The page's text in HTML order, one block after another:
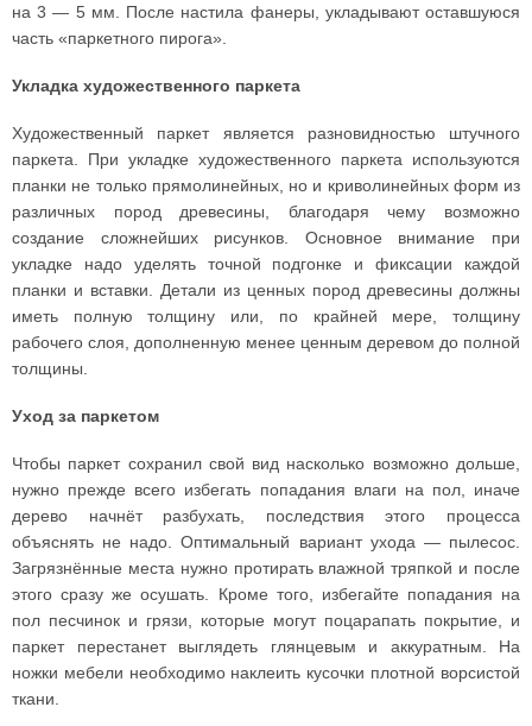
на 3 — 5 мм. После настила фанеры, укладывают оставшуюся
часть «паркетного пирога».
Укладка художественного паркета
Художественный паркет является разновидностью штучного
паркета. При укладке художественного паркета используются
планки не только прямолинейных, но и криволинейных форм из
различных пород древесины, благодаря чему возможно
создание сложнейших рисунков. Основное внимание при
укладке надо уделять точной подгонке и фиксации каждой
планки и вставки. Детали из ценных пород древесины должны
иметь полную толщину или, по крайней мере, толщину
рабочего слоя, дополненную менее ценным деревом до полной
толщины.
Уход за паркетом
Чтобы паркет сохранил свой вид насколько возможно дольше,
нужно прежде всего избегать попадания влаги на пол, иначе
дерево начнёт разбухать, последствия этого процесса
объяснять не надо. Оптимальный вариант ухода — пылесос.
Загрязнённые места нужно протирать влажной тряпкой и после
этого сразу же осушать. Кроме того, избегайте попадания на
пол песчинок и грязи, которые могут поцарапать покрытие, и
паркет перестанет выглядеть глянцевым и аккуратным. На
ножки мебели необходимо наклеить кусочки плотной ворсистой
ткани.